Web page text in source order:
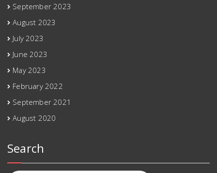
September 2023
August 2023
July 2023
June 2023
May 2023
February 2022
September 2021
August 2020
Search